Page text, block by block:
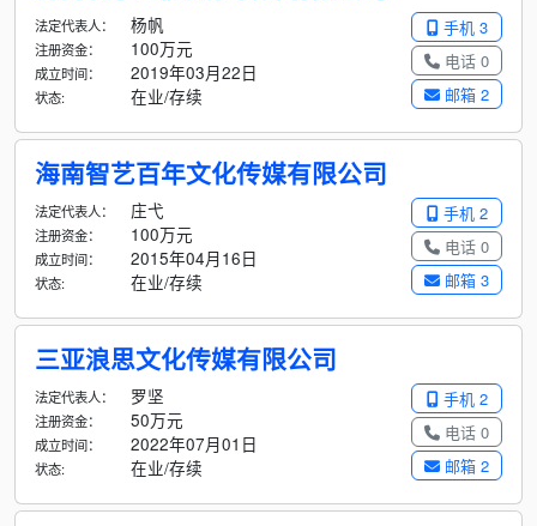
手机 3
电话 0
邮箱 2
法定代表人： 杨帆
注册资金： 100万元
成立时间： 2019年03月22日
状态: 在业/存续
海南智艺百年文化传媒有限公司
手机 2
电话 0
邮箱 3
法定代表人： 庄弋
注册资金： 100万元
成立时间： 2015年04月16日
状态: 在业/存续
三亚浪思文化传媒有限公司
手机 2
电话 0
邮箱 2
法定代表人： 罗坚
注册资金： 50万元
成立时间： 2022年07月01日
状态: 在业/存续